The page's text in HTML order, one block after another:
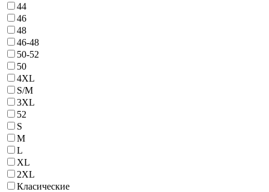
44
46
48
46-48
50-52
50
4ХL
S/M
3XL
52
S
M
L
XL
2XL
Класические